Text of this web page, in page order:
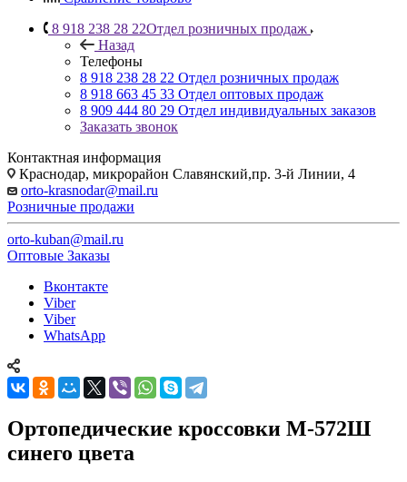
8 918 238 28 22Отдел розничных продаж
Назад
Телефоны
8 918 238 28 22 Отдел розничных продаж
8 918 663 45 33 Отдел оптовых продаж
8 909 444 80 29 Отдел индивидуальных заказов
Заказать звонок
Контактная информация
Краснодар, микрорайон Славянский,пр. 3-й Линии, 4
orto-krasnodar@mail.ru
Розничные продажи
orto-kuban@mail.ru
Оптовые Заказы
Вконтакте
Viber
Viber
WhatsApp
Ортопедические кроссовки М-572Ш
синего цвета